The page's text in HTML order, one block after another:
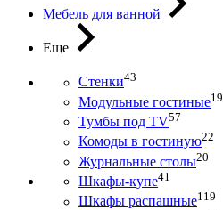
Мебель для ванной
Еще
Стенки43
Модульные гостиные19
Тумбы под ТV57
Комоды в гостиную22
Журнальные столы20
Шкафы-купе41
Шкафы распашные119